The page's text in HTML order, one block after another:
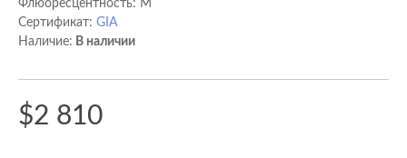
Флюоресцентность: M
Сертификат: GIA
Наличие: В наличии
$2 810